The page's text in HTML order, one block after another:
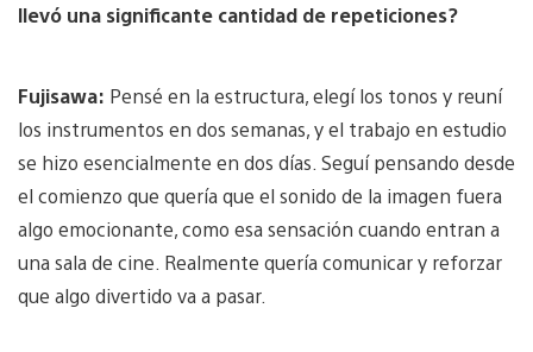
llevó una significante cantidad de repeticiones?
Fujisawa: Pensé en la estructura, elegí los tonos y reuní
los instrumentos en dos semanas, y el trabajo en estudio
se hizo esencialmente en dos días. Seguí pensando desde
el comienzo que quería que el sonido de la imagen fuera
algo emocionante, como esa sensación cuando entran a
una sala de cine. Realmente quería comunicar y reforzar
que algo divertido va a pasar.